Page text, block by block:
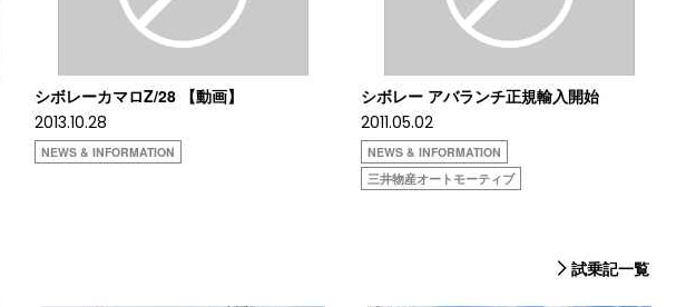
シボレーカマロZ/28 【動画】
2013.10.28
NEWS & INFORMATION
シボレー アバランチ正規輸入開始
2011.05.02
NEWS & INFORMATION
三井物産オートモーティブ
試乗記一覧